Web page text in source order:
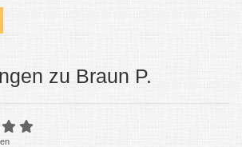
zu Braun P.